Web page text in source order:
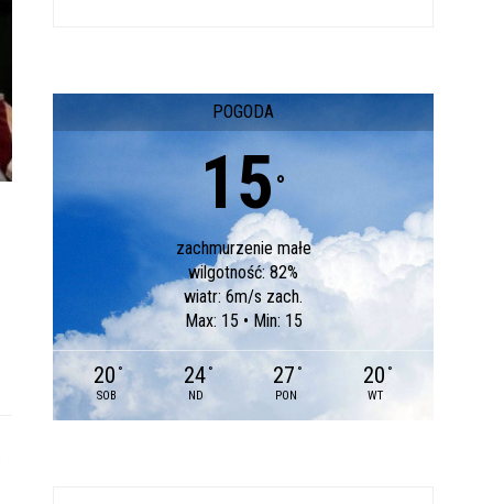
POGODA
15 °
zachmurzenie małe
wilgotność: 82%
wiatr: 6m/s zach.
Max: 15 • Min: 15
20 °
SOB
24 °
ND
27 °
PON
20 °
WT